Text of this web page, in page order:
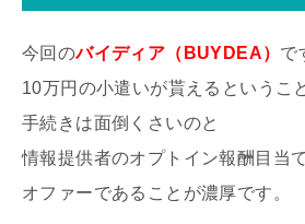
今回のバイディア（BUYDEA） で
10万円の小遣いが貰えるというこ
手続きは面倒くさいのと
情報提供者のオプトイン報酬目当
オファーであることが濃厚です。